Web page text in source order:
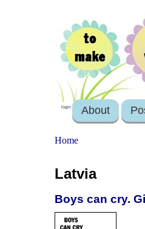
login About
Home
Latvia
Boys can cry.